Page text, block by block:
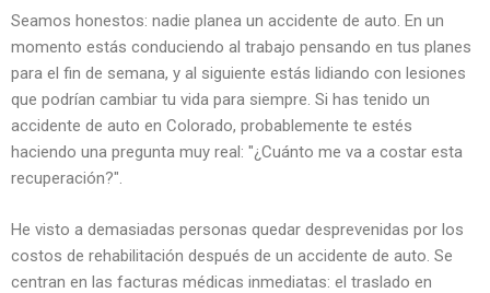
Seamos honestos: nadie planea un accidente de auto. En un
momento estás conduciendo al trabajo pensando en tus planes
para el fin de semana, y al siguiente estás lidiando con lesiones
que podrían cambiar tu vida para siempre. Si has tenido un
accidente de auto en Colorado, probablemente te estés
haciendo una pregunta muy real: "¿Cuánto me va a costar esta
recuperación?".
He visto a demasiadas personas quedar desprevenidas por los
costos de rehabilitación después de un accidente de auto. Se
centran en las facturas médicas inmediatas: el traslado en